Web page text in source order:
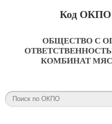
Код ОКПО
ОБЩЕСТВО С
КОМБИНАТ